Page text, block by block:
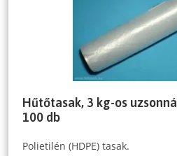
Hűtőtasak, 3 kg-os
100 db
Polietilén (HDPE) tasak.